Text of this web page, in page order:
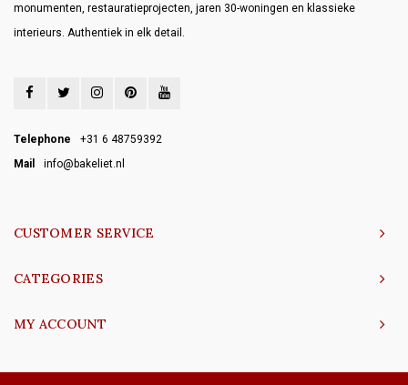
monumenten, restauratieprojecten, jaren 30-woningen en klassieke
interieurs. Authentiek in elk detail.
Telephone
+31 6 48759392
Mail
info@bakeliet.nl
CUSTOMER SERVICE
CATEGORIES
MY ACCOUNT